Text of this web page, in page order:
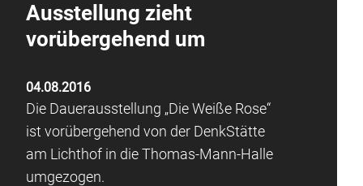
Ausstellung zieht
vorübergehend um
04.08.2016
Die Dauerausstellung „Die Weiße Rose“
ist vorübergehend von der DenkStätte
am Lichthof in die Thomas-Mann-Halle
umgezogen.